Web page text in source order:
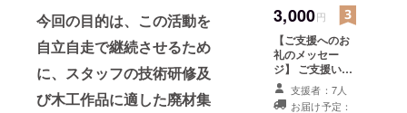
今回の目的は、この活動を
自立自走で継続させるため
に、スタッフの技術研修及
び木工作品に適した廃材集
の方に
この活
動を
知って
頂き、
社会的
に価値
3,000円
【ご支援へのお
礼のメッセー
ジ】 ご支援いた
だいたお礼や、
これからの活動
支援者：7人
お届け予定：